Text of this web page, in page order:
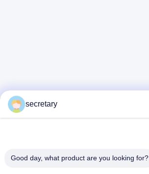
secretary
Good day, what product are you looking for?